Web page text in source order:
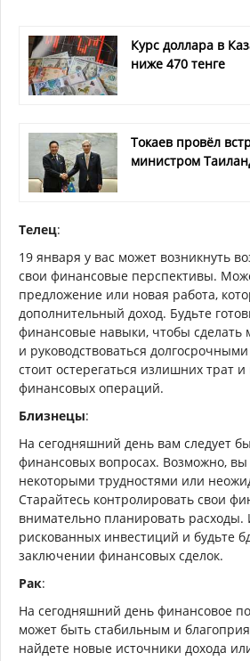
Курс доллара в
ниже 470 тенге
Токаев провёл
министром
Телец:
19 января у вас может возникнуть
свои финансовые перспективы.
предложение или новая работа,
дополнительный доход. Будьте
финансовые навыки, чтобы сделать
и руководствоваться
стоит остерегаться излишних трат
финансовых операций.
Близнецы:
На сегодняшний день вам следует
финансовых вопросах. Возможно, вы
некоторыми трудностями или
Старайтесь контролировать свои
внимательно планировать расходы.
рискованных инвестиций и будьте
заключении финансовых сделок.
Рак:
На сегодняшний день финансовое
может быть стабильным и
найдете новые источники дохода